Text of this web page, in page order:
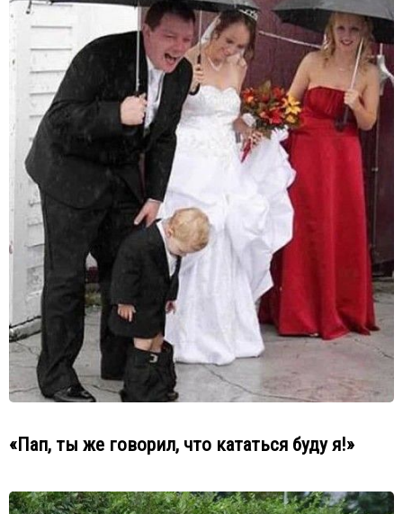
«Пап, ты же говорил, что кататься буду я!»